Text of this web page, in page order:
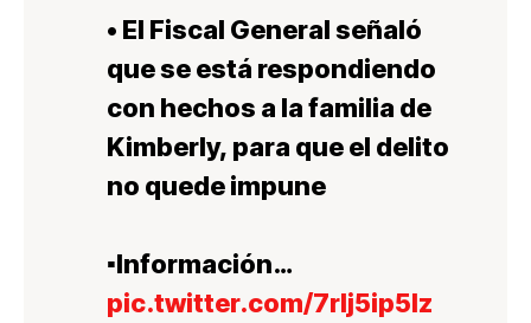
• El Fiscal General señaló
que se está respondiendo
con hechos a la familia de
Kimberly, para que el delito
no quede impune
▪️Información…
pic.twitter.com/7rlj5ip5Iz